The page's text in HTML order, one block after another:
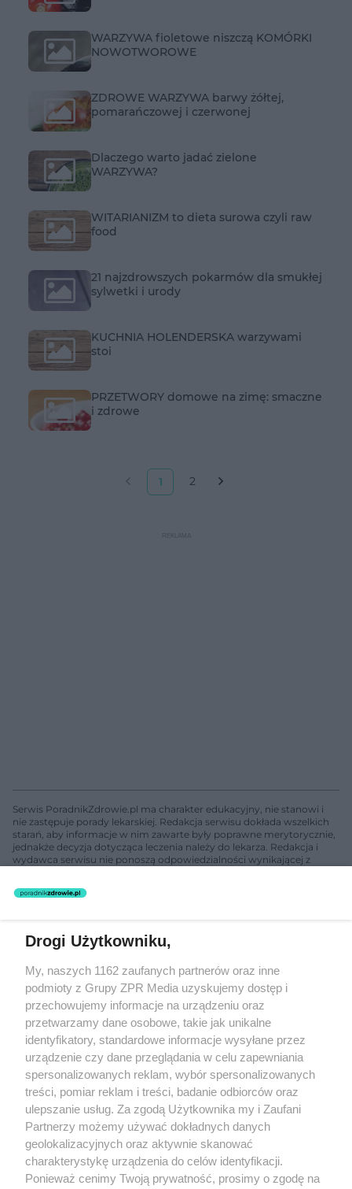
WARZYWA fioletowe niszczą KOMÓRKI
NOWOTWOROWE
ZDROWE WARZYWA barwy żółtej,
pomarańczowej i czerwonej
Dlaczego warto jadać zielone
WARZYWA?
WITARIANIZM to dieta surowa czyli raw
food
21 najzdrowszych pokarmów dla smukłej
sylwetki i urody
KUCHNIA HOLENDERSKA warzywami
stoi
PRZETWORY domowe na zimę: smaczne
i zdrowe
1 2
Serwis PoradnikZdrowie.pl ma charakter edukacyjny, nie stanowi i
nie zastępuje porady lekarskiej. Redakcja serwisu dokłada wszelkich
starań, aby informacje w nim zawarte były poprawne merytorycznie,
jednakże decyzja dotycząca leczenia należy do lekarza. Redakcja i
wydawca serwisu nie ponoszą odpowiedzialności wynikającej z
świadczeń zdrowotnych w rozumieniu art. 3 ust 1 ustawy o
rozpowszechniany lub dalej rozpowszechniany w jakikolwiek sposób
(w tym także elektroniczny lub mechaniczny) na jakimkolwiek polu
eksploatacji w jakiejkolwiek formie, włącznie z umieszczaniem w
Internecie bez pisemnej zgody właściciela praw. Jakiekolwiek użycie
lub wykorzystanie utworów w całości lub w części z naruszeniem
prawa, tzn. bez właściwej zgody, jest zabronione pod groźbą kary i
może być ścigane prawnie.
O nas
Drogi Użytkowniku,
My, naszych 1162 zaufanych partnerów oraz inne
podmioty z Grupy ZPR Media uzyskujemy dostęp i
przechowujemy informacje na urządzeniu oraz
przetwarzamy dane osobowe, takie jak unikalne
identyfikatory, standardowe informacje wysyłane przez
urządzenie czy dane przeglądania w celu zapewniania
spersonalizowanych reklam, wybór spersonalizowanych
treści, pomiar reklam i treści, badanie odbiorców oraz
ulepszanie usług. Za zgodą Użytkownika my i Zaufani
Partnerzy możemy używać dokładnych danych
geolokalizacyjnych oraz aktywnie skanować
charakterystykę urządzenia do celów identyfikacji.
Ponieważ cenimy Twoją prywatność, prosimy o zgodę na